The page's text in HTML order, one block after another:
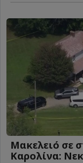
Μακελειό σε
Καρολίνα: